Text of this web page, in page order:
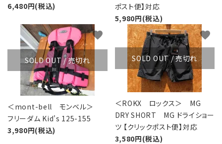
6,480円(税込)
ポスト便】対応
5,980円(税込)
SOLD OUT / 売切れ
＜mont-bell モンベル＞
フリーダム Kid's 125-155
3,980円(税込)
favorite
SOLD OUT / 売切れ
＜ROKX ロックス＞ MG
DRY SHORT MG ドライショー
ツ 【クリックポスト便】対応
3,580円(税込)
favorite